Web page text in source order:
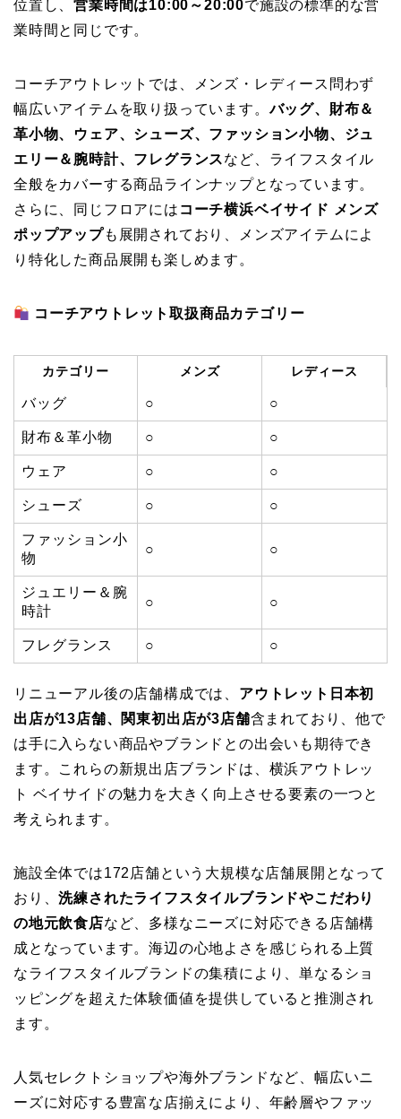
位置し、営業時間は10:00～20:00で施設の標準的な営
業時間と同じです。
コーチアウトレットでは、メンズ・レディース問わず
幅広いアイテムを取り扱っています。バッグ、財布＆
革小物、ウェア、シューズ、ファッション小物、ジュ
エリー＆腕時計、フレグランスなど、ライフスタイル
全般をカバーする商品ラインナップとなっています。
さらに、同じフロアには コーチ横浜ベイサイド メンズ
ポップアップも展開されており、メンズアイテムによ
り特化した商品展開も楽しめます。
コーチアウトレット取扱商品カテゴリー
カテゴリー メンズ レディース
バッグ ○ ○
財布＆革小物 ○ ○
ウェア ○ ○
シューズ ○ ○
ファッション小
物
○ ○
ジュエリー＆腕
時計
○ ○
フレグランス ○ ○
リニューアル後の店舗構成では、 アウトレット日本初
出店が13店舗、関東初出店が3店舗含まれており、他で
は手に入らない商品やブランドとの出会いも期待でき
ます。これらの新規出店ブランドは、横浜アウトレッ
ト ベイサイドの魅力を大きく向上させる要素の一つと
考えられます。
施設全体では172店舗という大規模な店舗展開となって
おり、洗練されたライフスタイルブランドやこだわり
の地元飲食店など、多様なニーズに対応できる店舗構
成となっています。海辺の心地よさを感じられる上質
なライフスタイルブランドの集積により、単なるショ
ッピングを超えた体験価値を提供していると推測され
ます。
人気セレクトショップや海外ブランドなど、幅広いニ
ーズに対応する豊富な店揃えにより、年齢層やファッ